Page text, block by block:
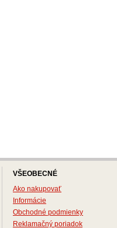
VŠEOBECNÉ
Ako nakupovať
Informácie
Obchodné podmienky
Reklamačný poriadok